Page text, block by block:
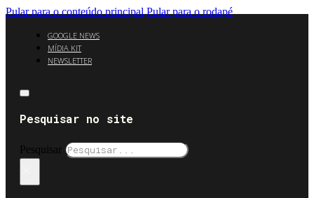
Pular para o conteúdo principal Pular para o rodapé
GOOGLE NEWS
MÍDIA KIT
NEWSLETTER
Pesquisar no site
Pesquisar